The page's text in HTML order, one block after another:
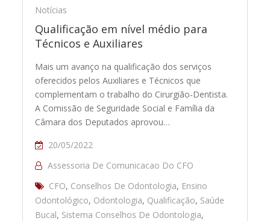
Notícias
Qualificação em nível médio para
Técnicos e Auxiliares
Mais um avanço na qualificação dos serviços
oferecidos pelos Auxiliares e Técnicos que
complementam o trabalho do Cirurgião-Dentista.
A Comissão de Seguridade Social e Família da
Câmara dos Deputados aprovou…
20/05/2022
Assessoria De Comunicacao Do CFO
CFO, Conselhos De Odontologia, Ensino
Odontológico, Odontologia, Qualificação, Saúde
Bucal, Sistema Conselhos De Odontologia,